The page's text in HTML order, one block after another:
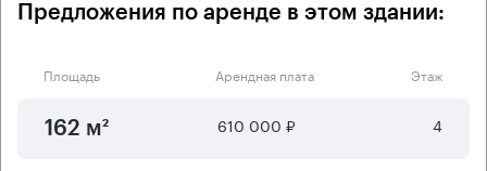
Предложения по аренде в этом здании:
Площадь Арендная плата Этаж
162 м² 610 000 ₽ 4